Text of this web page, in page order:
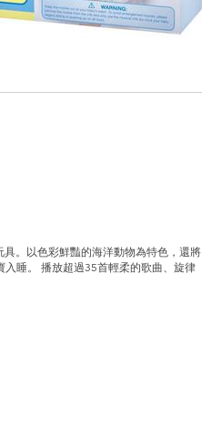
。以色彩鮮豔的海洋動物為特色，還將
睡。 播放超過35首輕柔的歌曲、旋律